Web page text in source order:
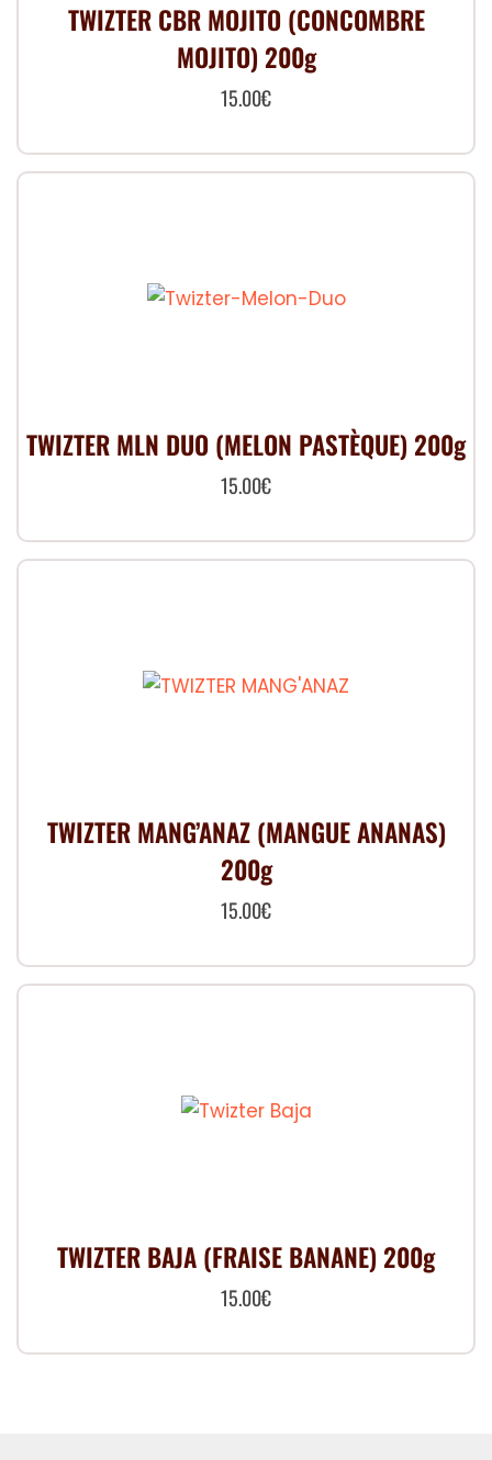
TWIZTER CBR MOJITO (CONCOMBRE
MOJITO) 200g
15.00€
TWIZTER MLN DUO (MELON PASTÈQUE) 200g
15.00€
TWIZTER MANG’ANAZ (MANGUE ANANAS)
200g
15.00€
TWIZTER BAJA (FRAISE BANANE) 200g
15.00€